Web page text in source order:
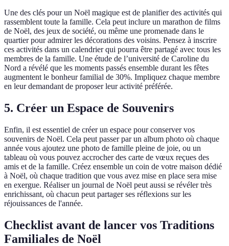
Une des clés pour un Noël magique est de planifier des activités qui
rassemblent toute la famille. Cela peut inclure un marathon de films
de Noël, des jeux de société, ou même une promenade dans le
quartier pour admirer les décorations des voisins. Pensez à inscrire
ces activités dans un calendrier qui pourra être partagé avec tous les
membres de la famille. Une étude de l’université de Caroline du
Nord a révélé que les moments passés ensemble durant les fêtes
augmentent le bonheur familial de 30%. Impliquez chaque membre
en leur demandant de proposer leur activité préférée.
5. Créer un Espace de Souvenirs
Enfin, il est essentiel de créer un espace pour conserver vos
souvenirs de Noël. Cela peut passer par un album photo où chaque
année vous ajoutez une photo de famille pleine de joie, ou un
tableau où vous pouvez accrocher des carte de vœux reçues des
amis et de la famille. Créez ensemble un coin de votre maison dédié
à Noël, où chaque tradition que vous avez mise en place sera mise
en exergue. Réaliser un journal de Noël peut aussi se révéler très
enrichissant, où chacun peut partager ses réflexions sur les
réjouissances de l'année.
Checklist avant de lancer vos Traditions
Familiales de Noël